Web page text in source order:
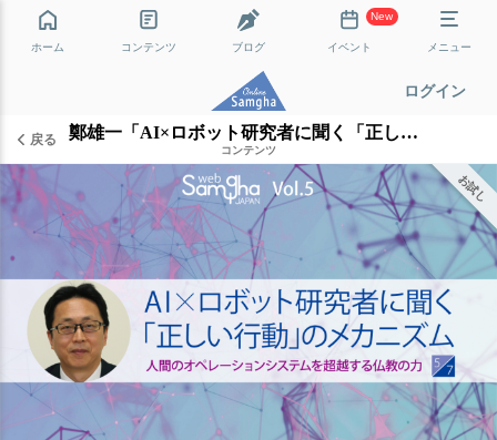
ホーム コンテンツ ブログ
New
イベント メニュー
ログイン
戻る 鄭雄一「AI×ロボット研究者に聞く「正しい行動」のメカニズム──人間のOSを超越する仏教の力」［5/7］
コンテンツ
お試し